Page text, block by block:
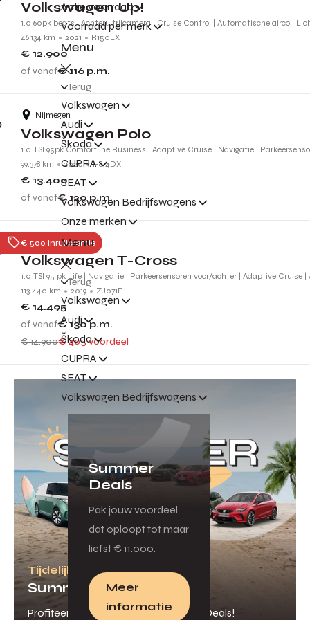
Actie voorraad
Voorraad per merk
Menu
Terug
Volkswagen
Audi
Škoda
CUPRA
SEAT
Volkswagen Bedrijfswagens
Onze merken
Menu
Terug
Volkswagen
Audi
Škoda
CUPRA
SEAT
Volkswagen Bedrijfswagens
Summer
Deals
Pak jouw voordeel
dat oploopt tot maar
liefst € 11.000.
Meer
informatie
Volkswagen Up!
1.0 60pk beats | Achteruitrijcamera | Cruise Control | Automatische airco |
46.134 km
2021 R150LX
€ 12.900
of vanaf€ 116 p.m.
Nijmegen
Volkswagen Polo
1.0 TSI 95pk Comfortline Business | Adaptive Cruise | Navigatie |
99.378 km
2020 H814DX
€ 13.400
of vanaf€ 120p.m.
€ 500 inruilpremie
Nijmegen
Volkswagen T-Cross
1.0 TSI 95 pk Life | Navigatie | Parkeersensoren voor/achter | Adaptive Cruise
113.440 km
2019 ZJ071F
€ 14.495
of vanaf€ 130p.m.
€ 14.900€ 405 voordeel
Tijdelijk veel voordeel
Summer Deals
Profiteer van onze scherpe Summer Deals!